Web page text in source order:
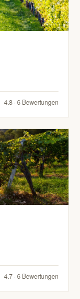
4.8 · 6 Bewertungen
4.7 · 6 Bewertungen